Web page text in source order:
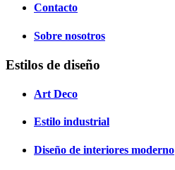
Contacto
Sobre nosotros
Estilos de diseño
Art Deco
Estilo industrial
Diseño de interiores moderno